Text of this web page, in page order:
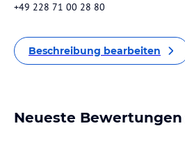
+49 228 71 00 28 80
Beschreibung bearbeiten
Neueste Bewertungen